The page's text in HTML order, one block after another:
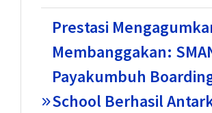
Prestasi
Membanggakan:
Payakumbuh
School Berhasil